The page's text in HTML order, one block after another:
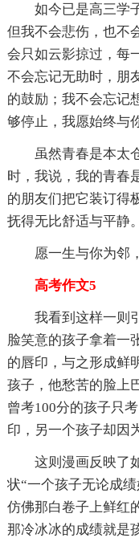
如今已是高三学
但我不会悲伤，也不
会只如云影掠过，每
不会忘记无助时，朋
的鼓励；我不会忘记
够停止，我愿始终与
虽然青春是本太
时，我说，我的青春
的朋友们把它装订得
抚得无比舒适与平静。
愿一生与你为邻
高考作文5
我看到这样一则
脸笑意的孩子拿着一
的唇印，与之形成鲜
孩子，他愁苦的脸上
曾考100分的孩子只
印，另一个孩子却因
这则漫画反映了
状“一个孩子无论成
仿佛那白卷子上鲜红
那冷冰冰的成绩就是